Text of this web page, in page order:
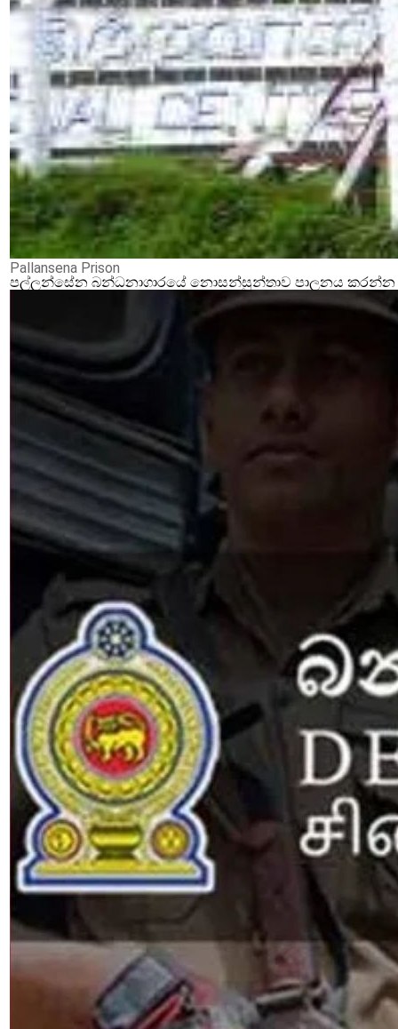
Pallansena Prison
පල්ලන්සේන බන්ධනාගාරයේ නොසන්සුන්තාව පාලනය කරන්න